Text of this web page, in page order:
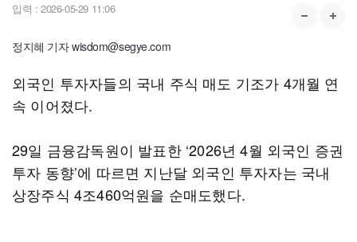
입력 : 2026-05-29 11:06
정지혜 기자 wisdom@segye.com
외국인 투자자들의 국내 주식 매도 기조가 4개월 연
속 이어졌다.
29일 금융감독원이 발표한 ‘2026년 4월 외국인 증권
투자 동향’에 따르면 지난달 외국인 투자자는 국내
상장주식 4조460억원을 순매도했다.